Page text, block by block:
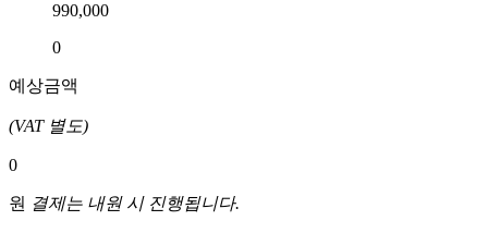
990,000
0
예상금액
(VAT 별도)
0
원 결제는 내원 시 진행됩니다.